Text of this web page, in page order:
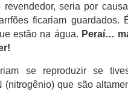
revendedor, seria por
ficariam guardados.
estão na água. Peraí…
se reproduzir se
(nitrogênio) que são